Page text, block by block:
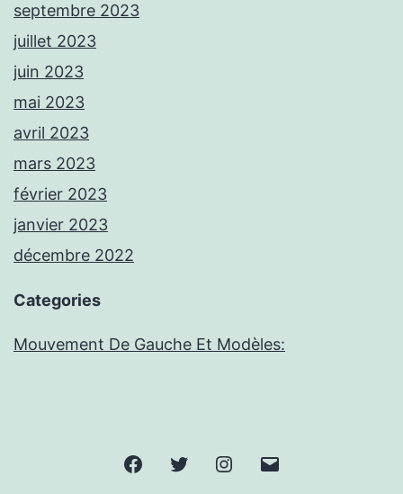
septembre 2023
juillet 2023
juin 2023
mai 2023
avril 2023
mars 2023
février 2023
janvier 2023
décembre 2022
Categories
Mouvement De Gauche Et Modèles:
FacebookTwitter Instagram